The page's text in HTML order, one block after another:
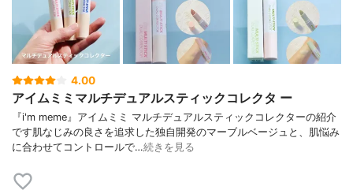
4.00
アイムミミマルチデュアルスティックコレクタ ー
『i'm meme』アイムミミ マルチデュアルスティックコレクターの紹介
です肌なじみの良さを追求した独自開発のマーブルベージュと、肌悩み
に合わせてコントロールで…続きを見る